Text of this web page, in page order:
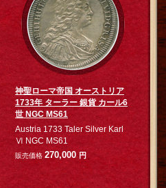
神聖ローマ帝国 オーストリア
1733年 ターラー 銀貨 カール6
世 NGC MS61
Austria 1733 Taler Silver Karl
Ⅵ NGC MS61
販売価格 270,000 円